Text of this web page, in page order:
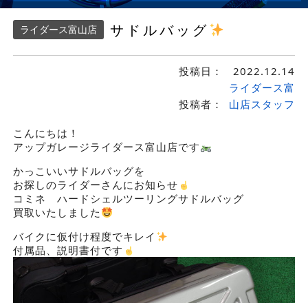
ライダース富山店 サドルバッグ
投稿日： 2022.12.14
投稿者：
ライダース富
山店スタッフ
こんにちは！
アップガレージライダース富山店です
かっこいいサドルバッグを
お探しのライダーさんにお知らせ
コミネ ハードシェルツーリングサドルバッグ
買取いたしました
バイクに仮付け程度でキレイ
付属品、説明書付です